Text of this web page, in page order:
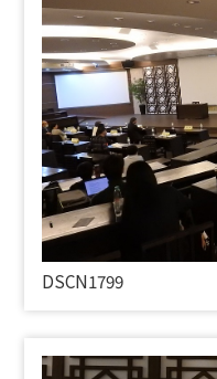
DSCN1799